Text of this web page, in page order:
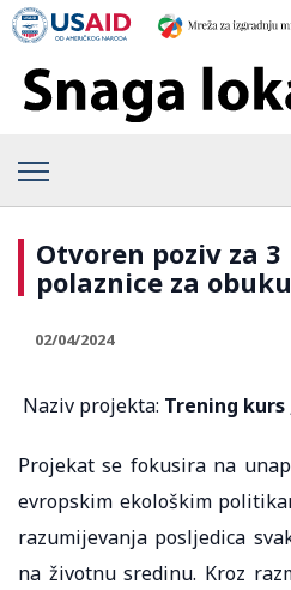
Otvoren poziv za
polaznice za
02/04/2024
Naziv projekta: Trening kurs
Projekat se fokusira na
evropskim ekološkim
razumijevanja posljedica
na životnu sredinu. Kroz